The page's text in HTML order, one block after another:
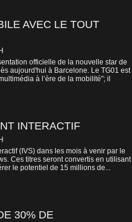
AVEC LE TOUT
officielle de la nouvelle star de
aujourd'hui à Barcelone. Le TG01 est
à l’ère de la mobilité"; il
INTERACTIF
(IVS) dans les mois à venir par le
Ces titres seront convertis en utilisant
le potentiel de 15 millions de...
30% DE